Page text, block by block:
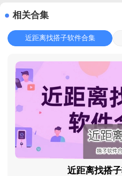
相关合集
近距离找搭子软件合集
近距离找搭